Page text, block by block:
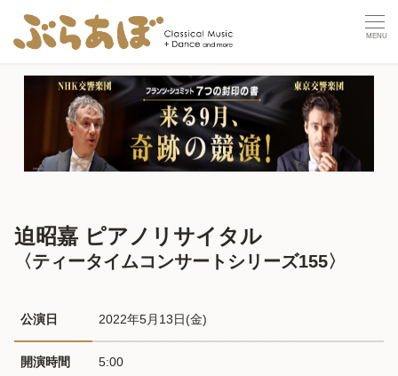
迫昭嘉 ピアノリサイタル
〈ティータイムコンサートシリーズ155〉
公演日 2022年5月13日(金)
開演時間 5:00